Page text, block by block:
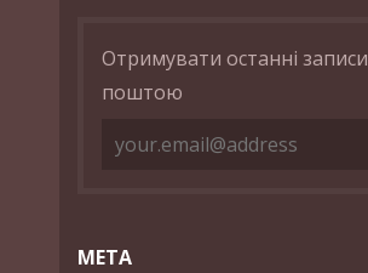
Отримувати останні записи
поштою
МЕТА